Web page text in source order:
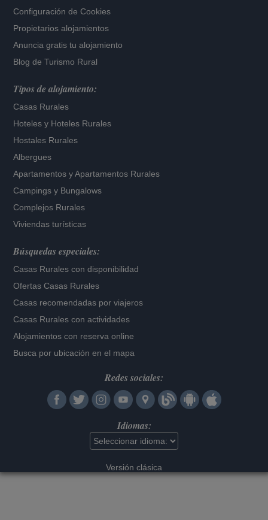
Configuración de Cookies
Propietarios alojamientos
Anuncia gratis tu alojamiento
Blog de Turismo Rural
Tipos de alojamiento:
Casas Rurales
Hoteles y Hoteles Rurales
Hostales Rurales
Albergues
Apartamentos yApartamentos Rurales
Campings y Bungalows
Complejos Rurales
Viviendas turísticas
Búsquedas especiales:
Casas Rurales con disponibilidad
Ofertas Casas Rurales
Casas recomendadas por viajeros
Casas Rurales con actividades
Alojamientos con reserva online
Busca por ubicación en el mapa
Redes sociales:
Idiomas:
Versión clásica